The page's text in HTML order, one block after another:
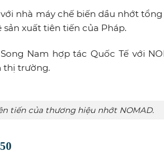
nhà máy chế biến dầu nhớt
xuất tiên tiến của Pháp.
Nam hợp tác Quốc Tế với
thị trường.
tiến của thương hiệu nhớt NOMAD.